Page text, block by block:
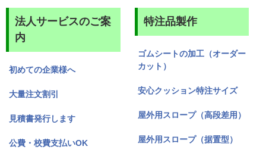
法人サービスのご案
内
初めての企業様へ
大量注文割引
見積書発行します
公費・校費支払いOK
特注品製作
ゴムシートの加工（オーダー
カット）
安心クッション特注サイズ
屋外用スロープ（高段差用）
屋外用スロープ（据置型）